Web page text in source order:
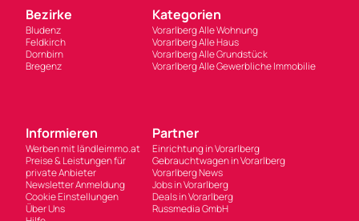
Bezirke
Bludenz
Feldkirch
Dornbirn
Bregenz
Kategorien
Vorarlberg Alle Wohnung
Vorarlberg Alle Haus
Vorarlberg Alle Grundstück
Vorarlberg Alle Gewerbliche Immobilie
Informieren
Werben mit ländleimmo.at
Preise & Leistungen für
private Anbieter
Newsletter Anmeldung
Cookie Einstellungen
Über Uns
Partner
Einrichtung in Vorarlberg
Gebrauchtwagen in Vorarlberg
Vorarlberg News
Jobs in Vorarlberg
Deals in Vorarlberg
Russmedia GmbH